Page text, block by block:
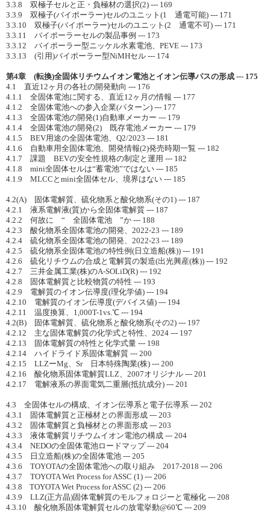
3.3.8 双極子セルと正・負極材の選択(2) --- 169
3.3.9 双極子(バイポーラー)セルのユニット(1 通電可能) --- 171
3.3.10 双極子(バイポーラー)セルのユニット(2 通電不可) --- 171
3.3.11 バイポーラーセルの製品事例 --- 173
3.3.12 バイポーラー型ニッケル水素電池、PEVE --- 173
3.3.13 (引用)バイポーラー型NiMHセル --- 174
第4章 (転換)全固体リチウムイオン電池とイオン伝導パスの形成 --- 175
4.1 直近12ヶ月の各社の開発動向 --- 176
4.1.1 全固体電池に関する、直近12ヶ月の情報 --- 177
4.1.2 全固体電池への参入企業(パターン) --- 177
4.1.3 全固体電池の開発(1)自動車メーカー --- 179
4.1.4 全固体電池の開発(2) 既存電池メーカー --- 179
4.1.5 BEV用途の全固体電池、Q2/2023 --- 181
4.1.6 自動車用全固体電池、開発情報(2)発売時期一覧 --- 182
4.1.7 課題 BEVの安全性規格の制定と運用 --- 182
4.1.8 mini全固体セルは“蓄電池”ではない --- 185
4.1.9 MLCCとmini全固体セル、境界はない --- 185
4.2(A) 固体電解質、硫化物系と酸化物系(その1) --- 187
4.2.1 液系電解液(質)から全固体電解質 --- 187
4.2.2 何故に “ 全固体電池 ”か --- 188
4.2.3 酸化物系全固体電池の開発、2022-23 --- 189
4.2.4 硫化物系全固体電池の開発、2022-23 --- 189
4.2.5 硫化物系全固体電池の特性例(日立造船(株)) --- 191
4.2.6 硫化リチウムの合成と電解質の製造(出光興産(株)) --- 192
4.2.7 三井金属工業(株)のA-SOLiD(R) --- 192
4.2.8 固体電解質と比較物質の特性 --- 193
4.2.9 電解質のイオン伝導度(理化学値) --- 194
4.2.10 電解質のイオン伝導度(デバイス値) --- 194
4.2.11 温度換算、1,000T-1vs.℃ --- 194
4.2(B) 固体電解質、硫化物系と酸化物系(その2) --- 197
4.2.12 主な固体電解質の化学式と特性、2024 --- 197
4.2.13 固体電解質の特性と化学式量 --- 198
4.2.14 ハイドライド系固体電解質 --- 200
4.2.15 LLZーMg、Sr 日本特殊陶業(株) --- 200
4.2.16 酸化物系固体電解質LLZ、2007オリジナル --- 201
4.2.17 電解液系の界面電気二重層(抵抗成分) --- 201
4.3 全固体セルの構成、イオン伝導系と電子伝導系 --- 202
4.3.1 固体電解質と正極材との界面形成 --- 203
4.3.2 固体電解質と負極材との界面形成 --- 203
4.3.3 液体電解質リチウムイオン電池の構成 --- 204
4.3.4 NEDOの全固体電池ロードマップ --- 204
4.3.5 日立造船(株)の全固体電池 --- 205
4.3.6 TOYOTAの全固体電池への取り組み 2017-2018 --- 206
4.3.7 TOYOTA Wet Process for ASSC (1) --- 206
4.3.8 TOYOTA Wet Process for ASSC (2) --- 206
4.3.9 LLZ(正方晶)固体電解質のモルフォロジーと電極化 --- 208
4.3.10 酸化物系固体電解質セルの放電挙動@60℃ --- 209